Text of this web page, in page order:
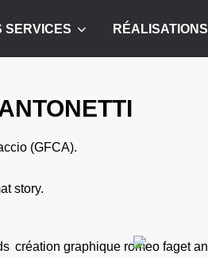
SERVICES RÉALISATIONS
(GFCA).
story.